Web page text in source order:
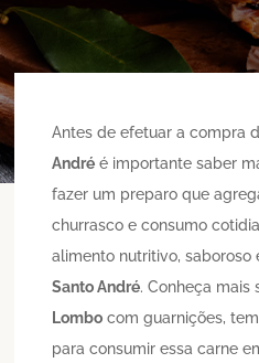
Antes de efetuar a compra
André é importante saber
fazer um preparo que
churrasco e consumo
alimento nutritivo,
Santo André. Conheça mais
Lombo com guarnições,
para consumir essa carne